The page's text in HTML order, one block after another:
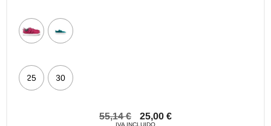
25 30
55,14€ 25,00 €
IVA INCLUIDO